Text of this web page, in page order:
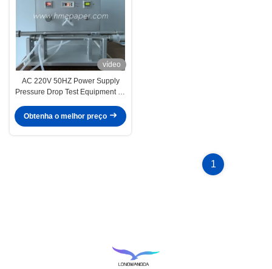
vídeo
AC 220V 50HZ Power Supply
Pressure Drop Test Equipment for
Obtenha o melhor preço
1